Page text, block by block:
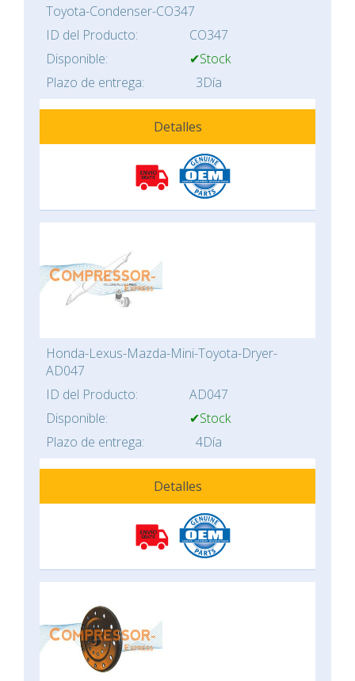
Toyota-Condenser-CO347
ID del Producto:
CO347
Disponible:
✔Stock
Plazo de entrega:
3Día
Detalles
Honda-Lexus-Mazda-Mini-Toyota-Dryer-
AD047
ID del Producto:
AD047
Disponible:
✔Stock
Plazo de entrega:
4Día
Detalles